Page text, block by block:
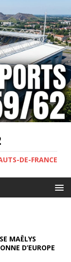
DE-FRANCE
MAËLYS
D’EUROPE